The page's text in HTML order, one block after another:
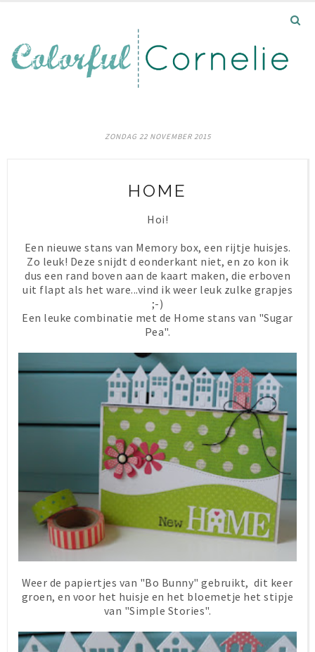
ZONDAG 22 NOVEMBER 2015
HOME
Hoi!
Een nieuwe stans van Memory box, een rijtje huisjes.
Zo leuk! Deze snijdt d eonderkant niet, en zo kon ik
dus een rand boven aan de kaart maken, die erboven
uit flapt als het ware...vind ik weer leuk zulke grapjes
;-)
Een leuke combinatie met de Home stans van "Sugar
Pea".
Weer de papiertjes van "Bo Bunny" gebruikt, dit keer
groen, en voor het huisje en het bloemetje het stipje
van "Simple Stories".